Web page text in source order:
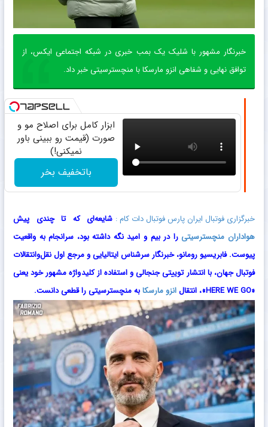
خبرنگار مشهور با شلیک یک بمب خبری در شبکه اجتماعی ایکس، از
توافق نهایی و شفاهی انزو مارسکا با منچسترسیتی خبر داد.
ابزار کامل برای اصلاح مو و
صورت (قیمت رو ببینی باور
نمیکنی!)
باتخفیف بخر
خبرگزاری فوتبال ایران پارس فوتبال دات کام : شایعه‌ای که تا چندی پیش
هواداران منچسترسیتی را در بیم و امید نگه داشته بود، سرانجام به واقعیت
پیوست. فابریسیو رومانو، خبرنگار سرشناس ایتالیایی و مرجع اول نقل‌وانتقالات
فوتبال جهان، با انتشار توییتی جنجالی و استفاده از کلیدواژه مشهور خود یعنی
«HERE WE GO»، انتقال
انزو مارسکابه منچسترسیتی را قطعی دانست.